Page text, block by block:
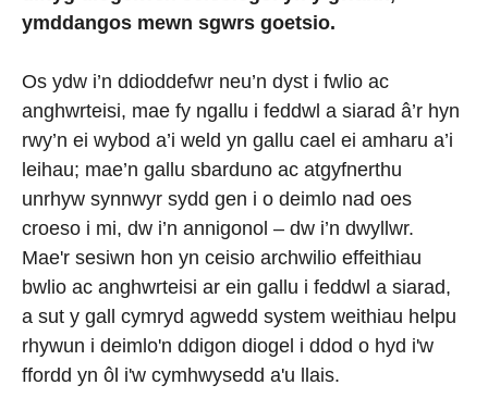
ymddangos mewn sgwrs goetsio.
Os ydw i’n ddioddefwr neu’n dyst i fwlio ac
anghwrteisi, mae fy ngallu i feddwl a siarad â’r hyn
rwy’n ei wybod a’i weld yn gallu cael ei amharu a’i
leihau; mae’n gallu sbarduno ac atgyfnerthu
unrhyw synnwyr sydd gen i o deimlo nad oes
croeso i mi, dw i’n annigonol – dw i’n dwyllwr.
Mae'r sesiwn hon yn ceisio archwilio effeithiau
bwlio ac anghwrteisi ar ein gallu i feddwl a siarad,
a sut y gall cymryd agwedd system weithiau helpu
rhywun i deimlo'n ddigon diogel i ddod o hyd i'w
ffordd yn ôl i'w cymhwysedd a'u llais.